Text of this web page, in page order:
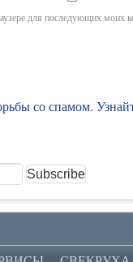
для последующих моих
со спамом.